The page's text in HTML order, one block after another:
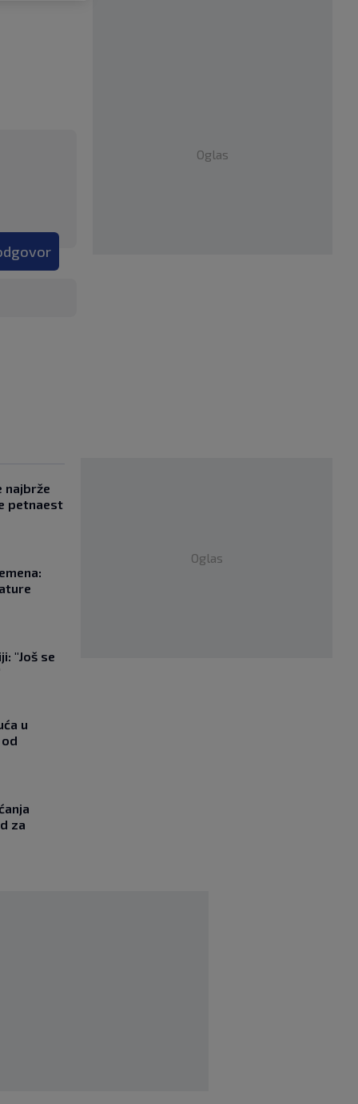
Oglas
najbrže
petnaest
"Još se
u
za
Oglas